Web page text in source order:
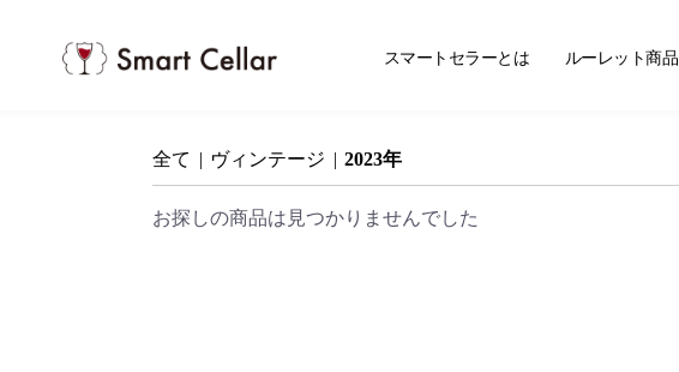
スマートセラー
スマートセラーとは ルーレット商品
全て | ヴィンテージ | 2023年
お探しの商品は見つかりませんでした